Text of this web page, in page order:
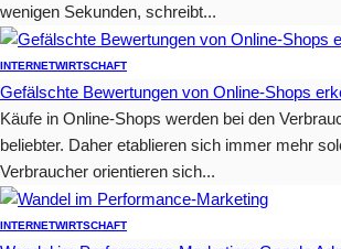
wenigen Sekunden, schreibt...
INTERNETWIRTSCHAFT
Gefälschte Bewertungen von Online-Shops
Käufe in Online-Shops werden bei den
beliebter. Daher etablieren sich immer mehr
Verbraucher orientieren sich...
INTERNETWIRTSCHAFT